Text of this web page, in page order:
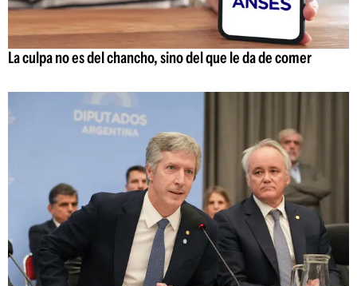
La culpa no es del chancho, sino del que le da de comer